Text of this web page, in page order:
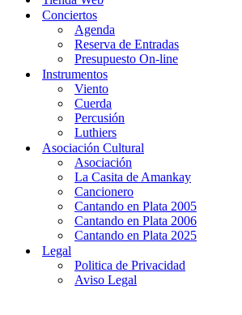
Conciertos
Agenda
Reserva de Entradas
Presupuesto On-line
Instrumentos
Viento
Cuerda
Percusión
Luthiers
Asociación Cultural
Asociación
La Casita de Amankay
Cancionero
Cantando en Plata 2005
Cantando en Plata 2006
Cantando en Plata 2025
Legal
Politica de Privacidad
Aviso Legal